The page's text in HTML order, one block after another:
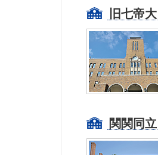
旧七帝大
関関同立